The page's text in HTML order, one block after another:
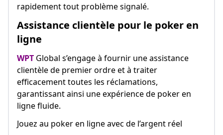
rapidement tout problème signalé.
Assistance clientèle pour le poker en
ligne
WPT Global s’engage à fournir une assistance
clientèle de premier ordre et à traiter
efficacement toutes les réclamations,
garantissant ainsi une expérience de poker en
ligne fluide.
Jouez au poker en ligne avec de l’argent réel